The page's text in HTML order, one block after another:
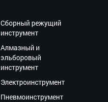
Сборный режущий
инструмент
Алмазный и
эльборовый
инструмент
Электроинструмент
Пневмоинструмент